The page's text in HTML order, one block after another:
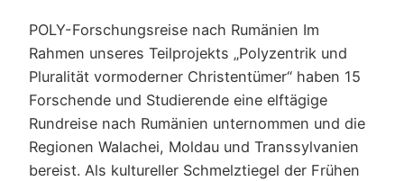
POLY-Forschungsreise nach Rumänien Im
Rahmen unseres Teilprojekts „Polyzentrik und
Pluralität vormoderner Christentümer“ haben 15
Forschende und Studierende eine elftägige
Rundreise nach Rumänien unternommen und die
Regionen Walachei, Moldau und Transsylvanien
bereist. Als kultureller Schmelztiegel der Frühen